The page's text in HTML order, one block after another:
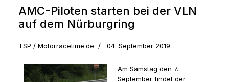
AMC-Piloten starten bei der VLN
auf dem Nürburgring
TSP / Motorracetime.de 04. September 2019
Am Samstag den 7.
September findet der